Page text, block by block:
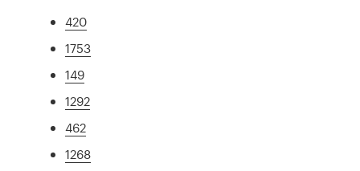
420
1753
149
1292
462
1268